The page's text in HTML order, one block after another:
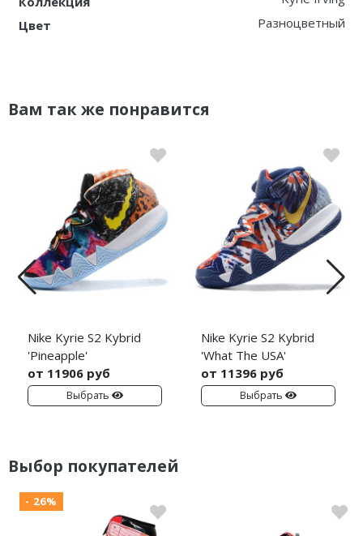
Цвет
Разноцветный
Вам так же понравится
Nike Kyrie S2 Kybrid
'Pineapple'
от 11906 руб
Выбрать
Nike Kyrie S2 Kybrid
'What The USA'
от 11396 руб
Выбрать
Выбор покупателей
- 26%